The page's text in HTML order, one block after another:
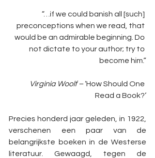
“…if we could banish all [such]
preconceptions when we read, that
would be an admirable beginning. Do
not dictate to your author; try to
become him.”
Virginia Woolf – ‘How Should One
Read a Book?’
Precies honderd jaar geleden, in 1922,
verschenen een paar van de
belangrijkste boeken in de Westerse
literatuur. Gewaagd, tegen de